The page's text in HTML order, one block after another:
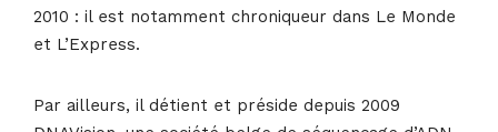
2010 : il est notamment chroniqueur dans Le Monde
et L’Express.
Par ailleurs, il détient et préside depuis 2009